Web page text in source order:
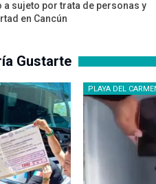
sujeto por trata de personas y
en Cancún
Gustarte
PLAYA DEL